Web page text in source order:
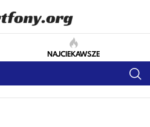
NAJCIEKAWSZE